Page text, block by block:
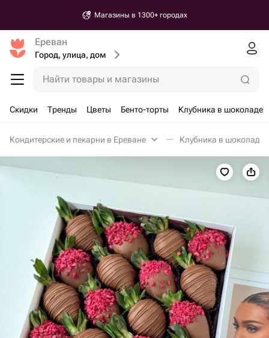
Магазины в 1300+ городах
Ереван
Город, улица, дом
Найти товары и магазины
Скидки Тренды Цветы Бенто-торты Клубника в шоколаде
Кондитерские и пекарни в Ереване Клубника в шоколаде